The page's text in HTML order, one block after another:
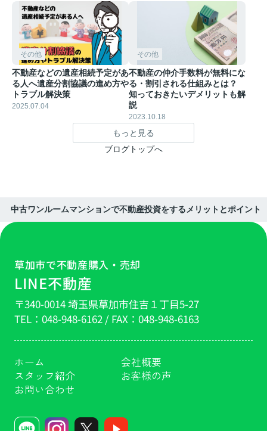
その他
不動産などの遺産相続予定があ
る人へ遺産分割協議の進め方や
トラブル解決策
2025.07.04
その他
不動産の仲介手数料が無料にな
る・割引される仕組みとは？
知っておきたいデメリットも解
説
2023.10.18
もっと見る
ブログトップへ
中古ワンルームマンションで不動産投資をするメリットとポイント
草加市で不動産購入・売却
LINE不動産
〒340-0014 埼玉県草加市住吉１丁目5-27
TEL： 048-948-6162/ FAX： 048-948-6163
ホーム
会社概要
スタッフ紹介
お客様の声
お問い合わせ